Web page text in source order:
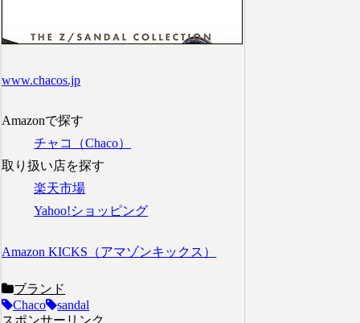
www.chacos.jp
Amazonで探す
チャコ（Chaco）
取り扱い店を探す
楽天市場
Yahoo!ショッピング
Amazon KICKS（アマゾンキックス）
ブランド
Chaco
sandal